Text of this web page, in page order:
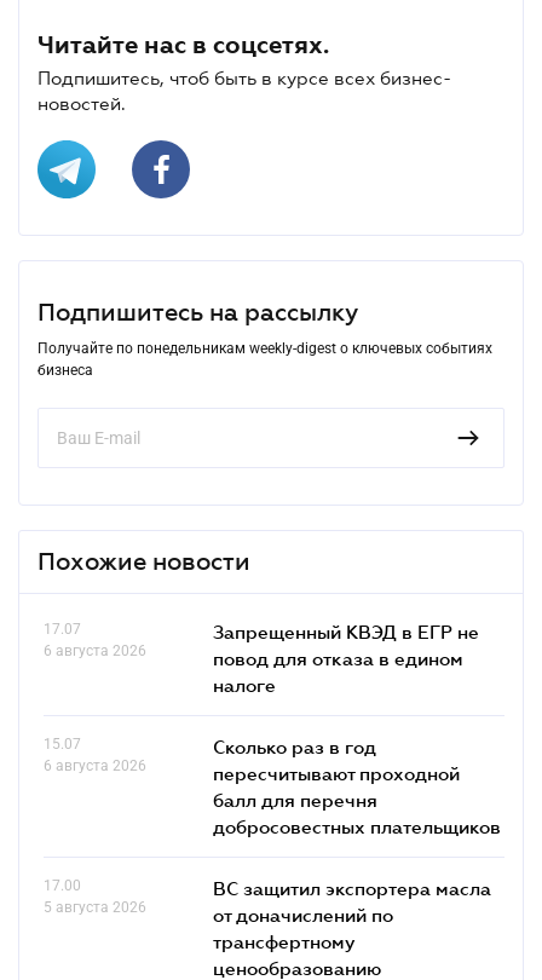
Читайте нас в соцсетях.
Подпишитесь, чтоб быть в курсе всех бизнес-
новостей.
Подпишитесь на рассылку
Получайте по понедельникам weekly-digest о ключевых событиях
бизнеса
Похожие новости
17.07
6 августа 2026
Запрещенный КВЭД в ЕГР не
повод для отказа в едином
налоге
15.07
6 августа 2026
Сколько раз в год
пересчитывают проходной
балл для перечня
добросовестных плательщиков
17.00
5 августа 2026
ВС защитил экспортера масла
от доначислений по
трансфертному
ценообразованию